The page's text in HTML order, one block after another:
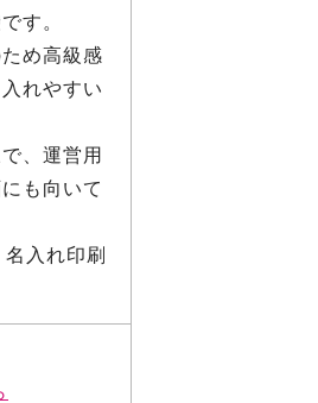
す。
め高級感
れやすい
、運営用
も向いて
入れ印刷